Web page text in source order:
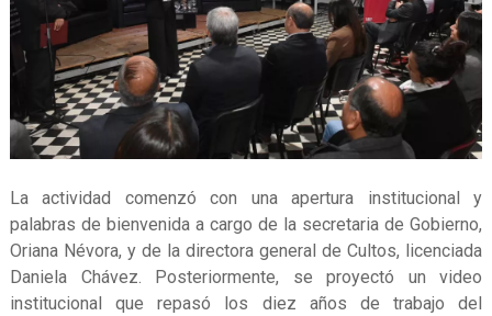
La actividad comenzó con una apertura institucional y
palabras de bienvenida a cargo de la secretaria de Gobierno,
Oriana Névora, y de la directora general de Cultos, licenciada
Daniela Chávez. Posteriormente, se proyectó un video
institucional que repasó los diez años de trabajo del